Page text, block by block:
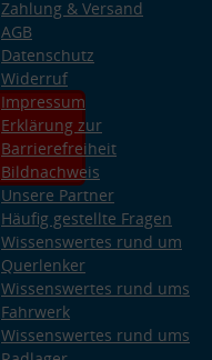
Zahlung & Versand
AGB
Datenschutz
Widerruf
Impressum
Erklärung zur
Barrierefreiheit
Bildnachweis
Unsere Partner
Häufig gestellte Fragen
Wissenswertes rund um
Querlenker
Wissenswertes rund ums
Fahrwerk
Wissenswertes rund ums